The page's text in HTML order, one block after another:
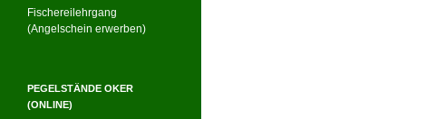
Fischereilehrgang
(Angelschein erwerben)
PEGELSTÄNDE OKER
(ONLINE)